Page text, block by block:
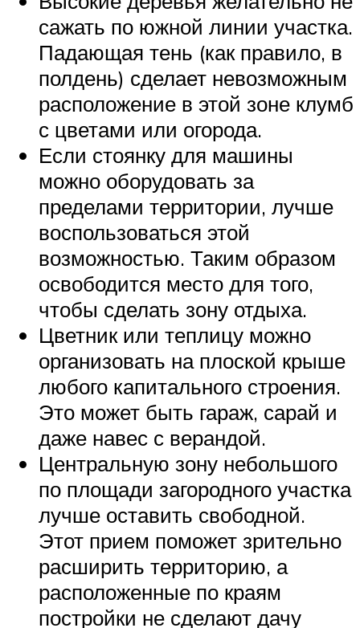
сажать по южной линии участка.
Падающая тень (как правило, в
полдень) сделает невозможным
расположение в этой зоне клумб
с цветами или огорода.
Если стоянку для машины
можно оборудовать за
пределами территории, лучше
воспользоваться этой
возможностью. Таким образом
освободится место для того,
чтобы сделать зону отдыха.
Цветник или теплицу можно
организовать на плоской крыше
любого капитального строения.
Это может быть гараж, сарай и
даже навес с верандой.
Центральную зону небольшого
по площади загородного участка
лучше оставить свободной.
Этот прием поможет зрительно
расширить территорию, а
расположенные по краям
постройки не сделают дачу